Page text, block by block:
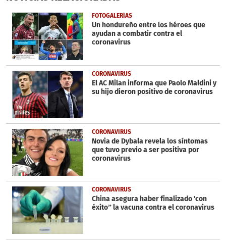
43
seconds
FOTOGALERÍAS
Un hondureño entre los héroes que
ayudan a combatir contra el
coronavirus
CORONAVIRUS
El AC Milan informa que Paolo Maldini y
su hijo dieron positivo de coronavirus
CORONAVIRUS
Novia de Dybala revela los síntomas
que tuvo previo a ser positiva por
coronavirus
CORONAVIRUS
China asegura haber finalizado 'con
éxito” la vacuna contra el coronavirus